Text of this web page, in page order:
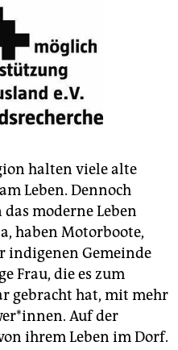
halten viele alte
Leben. Dennoch
moderne Leben
haben Motorboote,
indigenen Gemeinde
Frau, die es zum
gebracht hat, mit mehr
Auf der
ihrem Leben im Dorf.